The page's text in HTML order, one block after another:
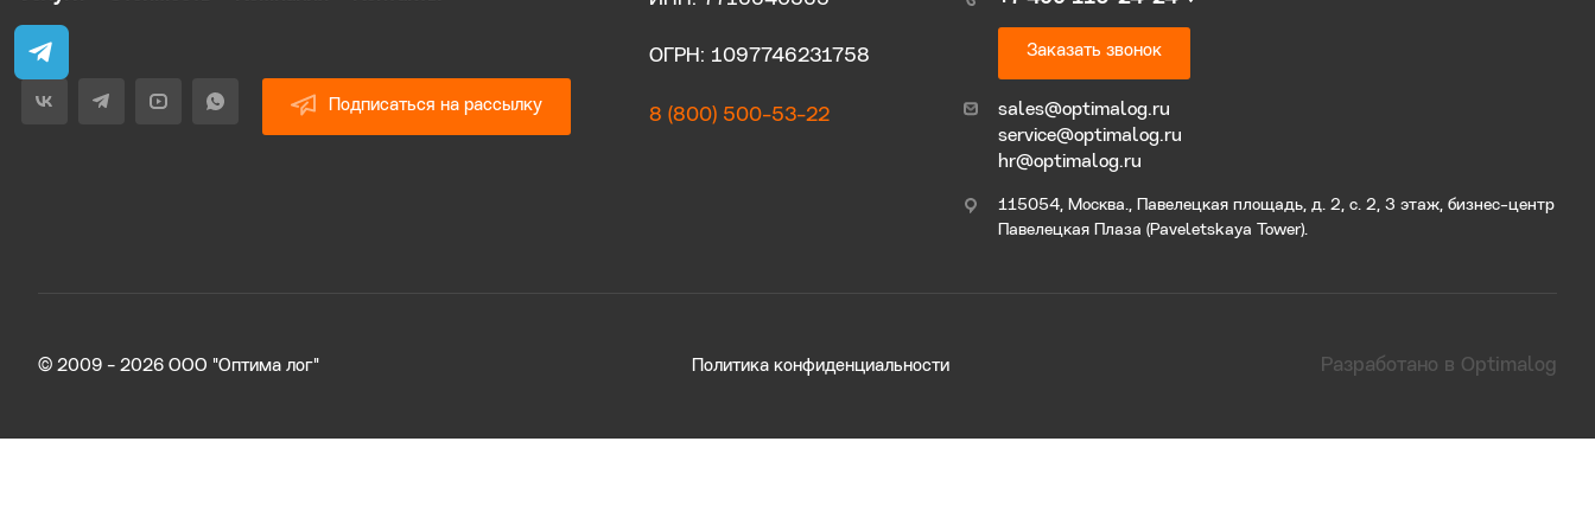
Подписаться на рассылку
ОГРН: 1097746231758
8 (800) 500-53-22
Заказать звонок
sales@optimalog.ru
service@optimalog.ru
hr@optimalog.ru
115054, Москва., Павелецкая площадь, д. 2, с. 2, 3 этаж, бизнес-центр
Павелецкая Плаза (Paveletskaya Tower).
© 2009 - 2026 ООО "Оптима лог" Политика конфиденциальности Разработано в Optimalog